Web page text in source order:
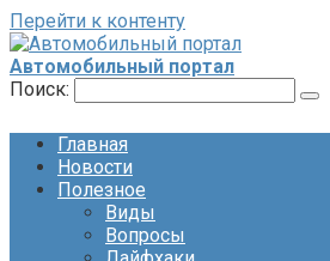
Перейти к контенту
Автомобильный портал
Поиск:
Главная
Новости
Полезное
Виды
Вопросы